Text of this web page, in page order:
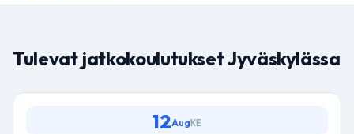
Tulevat jatkokoulutukset Jyväskylässa
12AugKE